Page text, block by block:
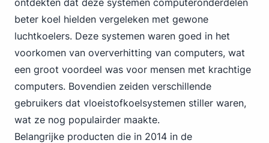
ontdekten dat deze systemen computeronderdelen
beter koel hielden vergeleken met gewone
luchtkoelers. Deze systemen waren goed in het
voorkomen van oververhitting van computers, wat
een groot voordeel was voor mensen met krachtige
computers. Bovendien zeiden verschillende
gebruikers dat vloeistofkoelsystemen stiller waren,
wat ze nog populairder maakte.
Belangrijke producten die in 2014 in de